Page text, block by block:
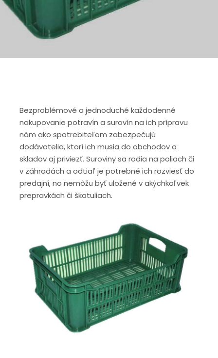
Bezproblémové a jednoduché každodenné
nakupovanie potravín a surovín na ich prípravu
nám ako spotrebiteľom zabezpečujú
dodávatelia, ktorí ich musia do obchodov a
skladov aj priviezť. Suroviny sa rodia na poliach či
v záhradách a odtiaľ je potrebné ich rozviesť do
predajní, no nemôžu byť uložené v akýchkoľvek
prepravkách či škatuliach.